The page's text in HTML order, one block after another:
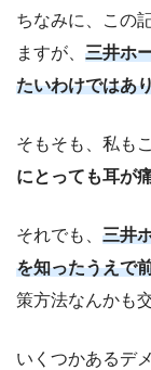
ちなみに、この
ますが、 三井ホ
たいわけではあ
そもそも、私も
にとっても耳が
それでも、 三井
を知ったうえで
策方法なんかも
いくつかあるデ